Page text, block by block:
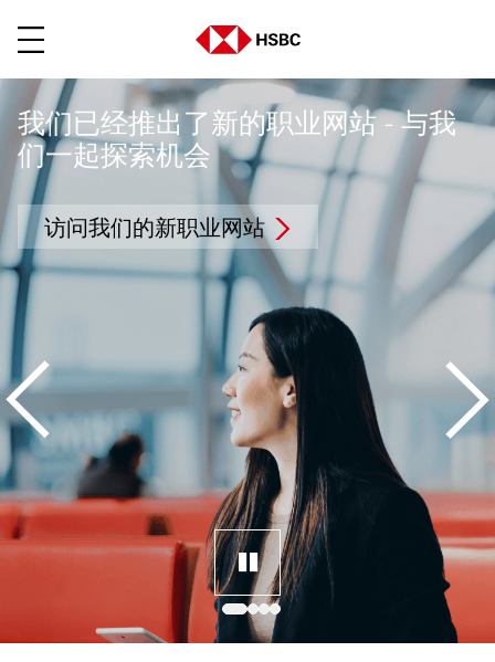
我们已经推出了新的职业网站 - 与我
们一起探索机会
访问我们的新职业网站